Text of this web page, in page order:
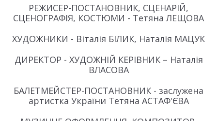
РЕЖИСЕР-ПОСТАНОВНИК, СЦЕНАРІЙ,
СЦЕНОГРАФІЯ, КОСТЮМИ - Тетяна ЛЕЩОВА
ХУДОЖНИКИ - Віталія БІЛИК, Наталія МАЦУК
ДИРЕКТОР - ХУДОЖНІЙ КЕРІВНИК – Наталія
ВЛАСОВА
БАЛЕТМЕЙСТЕР-ПОСТАНОВНИК - заслужена
артистка України Тетяна АСТАФ'ЄВА